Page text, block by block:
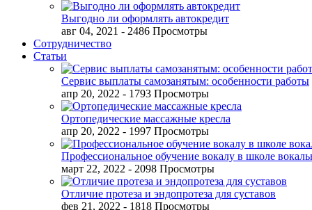
Выгодно ли оформлять автокредит
авг 04, 2021 - 2486 Просмотры
Сотрудничество
Статьи
Сервис выплаты самозанятым: особенности работы
апр 20, 2022 - 1793 Просмотры
Ортопедические массажные кресла
апр 20, 2022 - 1997 Просмотры
Профессиональное обучение вокалу в школе
март 22, 2022 - 2098 Просмотры
Отличие протеза и эндопротеза для суставов
фев 21, 2022 - 1818 Просмотры